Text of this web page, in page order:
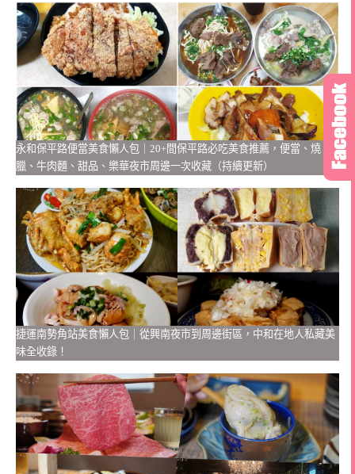
永和保平路便當美食懶人包｜20+間保平路必吃美食推薦，便當、燒
臘、牛肉麵、甜品、樂華夜市周邊一次收藏（持續更新）
捷運南勢角站美食懶人包｜從興南夜市到周邊街區，中和在地人私藏美
味全收錄！